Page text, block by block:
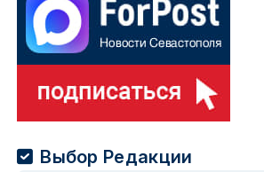
Выбор Редакции